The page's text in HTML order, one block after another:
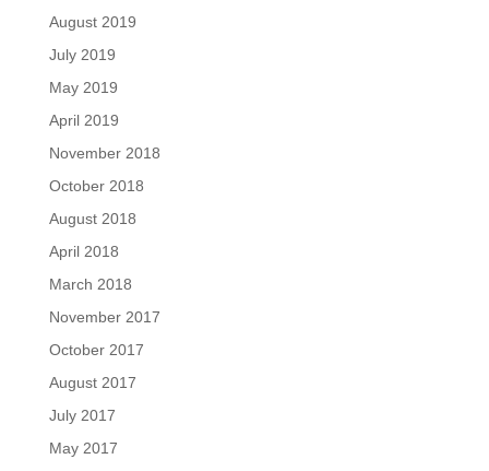
August 2019
July 2019
May 2019
April 2019
November 2018
October 2018
August 2018
April 2018
March 2018
November 2017
October 2017
August 2017
July 2017
May 2017